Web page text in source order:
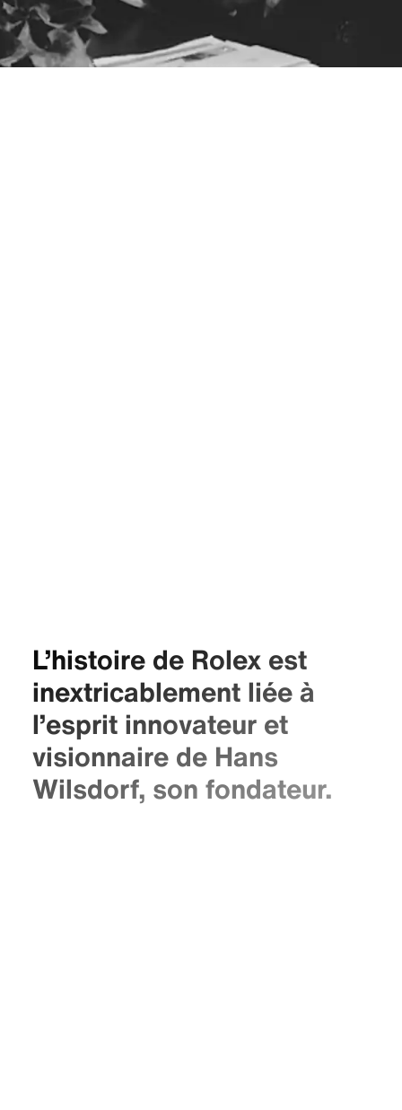
L’histoire de Rolex est
inextricablement liée à
l’esprit innovateur et
visionnaire de Hans
Wilsdorf, son fondateur.